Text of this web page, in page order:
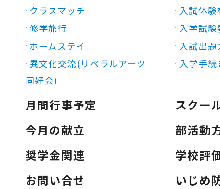
クラスマッチ
修学旅行
ホームステイ
異文化交流(リベラルアーツ
同好会)
入試体験
入学試験
入試出題
入学手続
月間行事予定
今月の献立
奨学金関連
お問い合せ
スクー
部活動
学校評
いじめ